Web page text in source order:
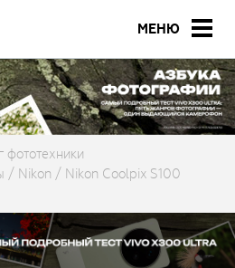
МЕНЮ
фототехники
Nikon
Nikon Coolpix S100